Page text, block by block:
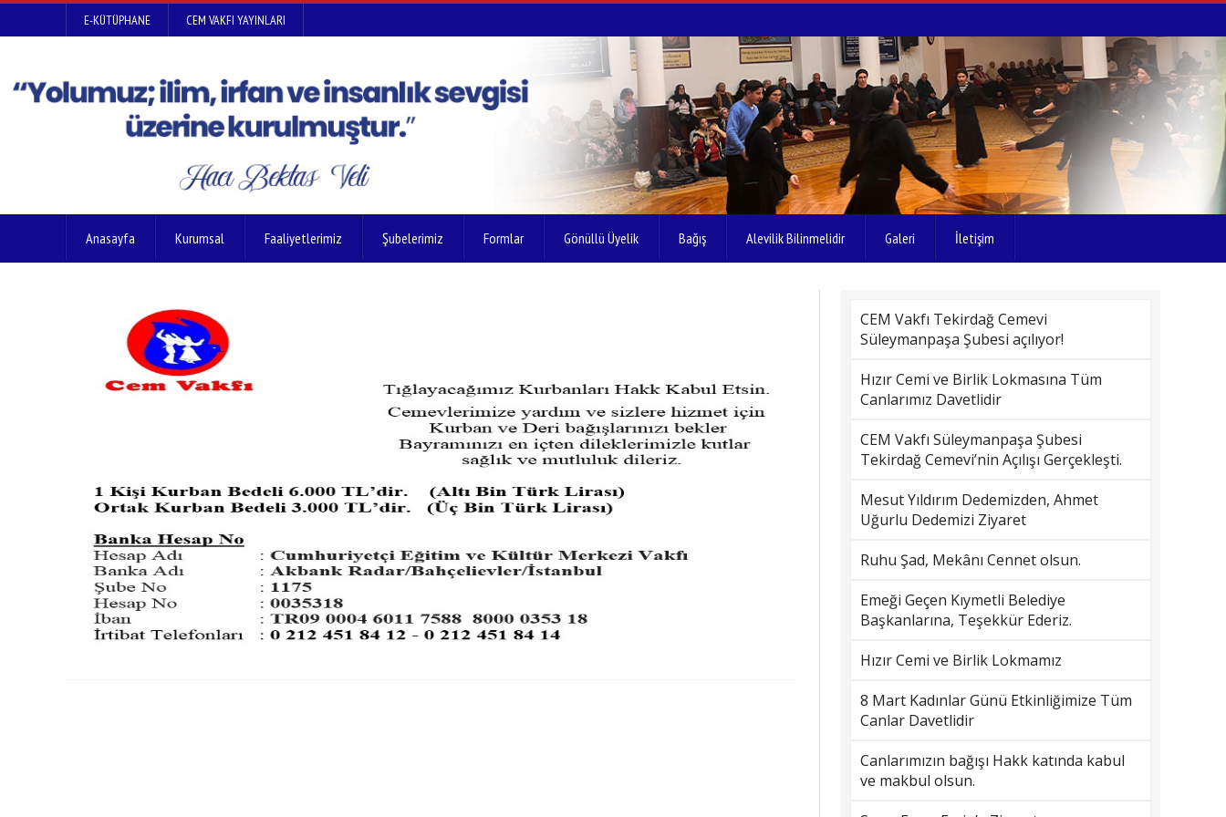
E-KÜTÜPHANE CEM VAKFI YAYINLARI
Anasayfa Kurumsal Faaliyetlerimiz Şubelerimiz Formlar Gönüllü Üyelik Bağış Alevilik Bilinmelidir Galeri İletişim
CEM Vakfı Tekirdağ Cemevi
Süleymanpaşa Şubesi açılıyor!
Hızır Cemi ve Birlik Lokmasına Tüm
Canlarımız Davetlidir
CEM Vakfı Süleymanpaşa Şubesi
Tekirdağ Cemevi’nin Açılışı Gerçekleşti.
Mesut Yıldırım Dedemizden, Ahmet
Uğurlu Dedemizi Ziyaret
Ruhu Şad, Mekânı Cennet olsun.
Emeği Geçen Kıymetli Belediye
Başkanlarına, Teşekkür Ederiz.
Hızır Cemi ve Birlik Lokmamız
8 Mart Kadınlar Günü Etkinliğimize Tüm
Canlar Davetlidir
Canlarımızın bağışı Hakk katında kabul
ve makbul olsun.